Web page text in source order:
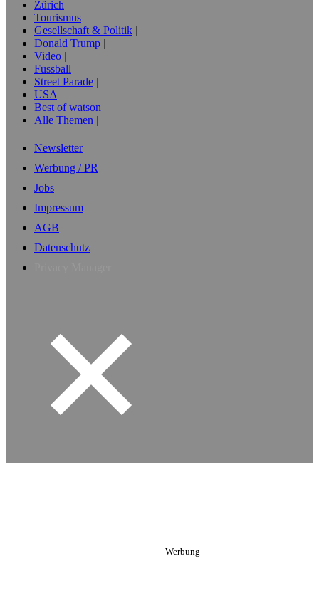
Zürich
Tourismus
Gesellschaft & Politik
Donald Trump
Video
Fussball
Street Parade
USA
Best of watson
Alle Themen
Newsletter
Werbung / PR
Jobs
Impressum
AGB
Datenschutz